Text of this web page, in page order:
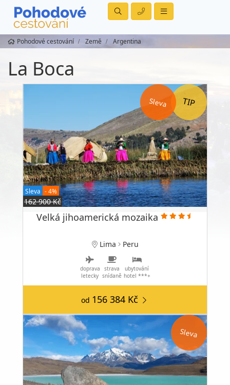
Pohodové cestování Země Argentina
La Boca
Sleva
Sleva - 4%
162 900 Kč
Velká jihoamerická mozaika
Lima Peru
doprava
letecky
strava
snídaně
ubytování
hotel ***+
od 156 384 Kč
Sleva